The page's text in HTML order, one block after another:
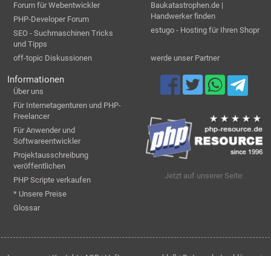
Forum für Webentwickler
PHP-Developer Forum
SEO - Suchmaschinen Tricks
und Tipps
off-topic Diskussionen
Baukatastrophen.de |
Handwerker finden
estugo - Hosting für Ihren Shopr
werde unser Partner
Informationen
Über uns
Für Internetagenturen und PHP-
Freelancer
Für Anwender und
Softwareentwickler
Projektausschreibung
veröffentlichen
PHP Scripte verkaufen
* Unsere Preise
Glossar
Jetzt auf unserer Seite: